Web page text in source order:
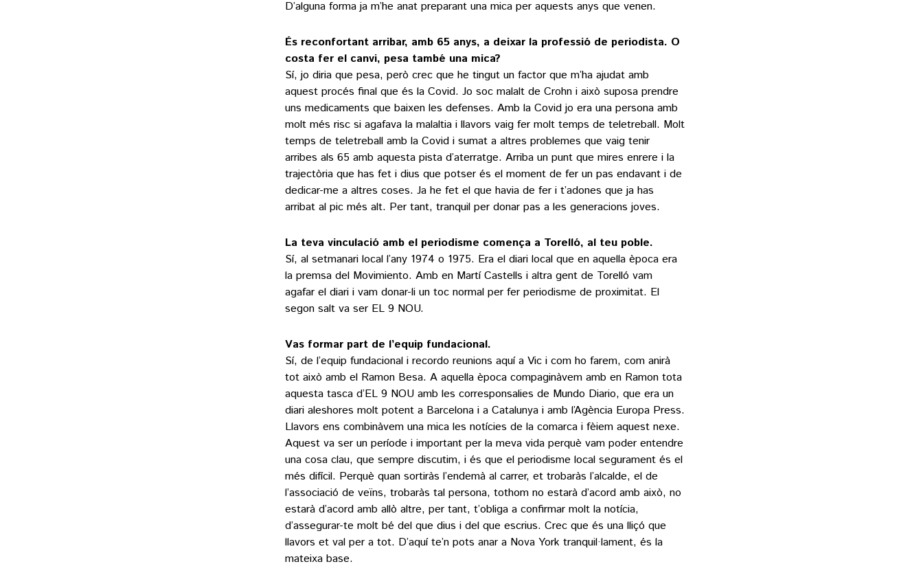
D’alguna forma ja m’he anat preparant una mica per aquests anys que venen.
És reconfortant arribar, amb 65 anys, a deixar la professió de periodista. O
costa fer el canvi, pesa també una mica?
Sí, jo diria que pesa, però crec que he tingut un factor que m’ha ajudat amb
aquest procés final que és la Covid. Jo soc malalt de Crohn i això suposa prendre
uns medicaments que baixen les defenses. Amb la Covid jo era una persona amb
molt més risc si agafava la malaltia i llavors vaig fer molt temps de teletreball. Molt
temps de teletreball amb la Covid i sumat a altres problemes que vaig tenir
arribes als 65 amb aquesta pista d’aterratge. Arriba un punt que mires enrere i la
trajectòria que has fet i dius que potser és el moment de fer un pas endavant i de
dedicar-me a altres coses. Ja he fet el que havia de fer i t’adones que ja has
arribat al pic més alt. Per tant, tranquil per donar pas a les generacions joves.
La teva vinculació amb el periodisme comença a Torelló, al teu poble.
Sí, al setmanari local l’any 1974 o 1975. Era el diari local que en aquella època era
la premsa del Movimiento. Amb en Martí Castells i altra gent de Torelló vam
agafar el diari i vam donar-li un toc normal per fer periodisme de proximitat. El
segon salt va ser EL 9 NOU.
Vas formar part de l’equip fundacional.
Sí, de l’equip fundacional i recordo reunions aquí a Vic i com ho farem, com anirà
tot això amb el Ramon Besa. A aquella època compaginàvem amb en Ramon tota
aquesta tasca d’EL 9 NOU amb les corresponsalies de Mundo Diario, que era un
diari aleshores molt potent a Barcelona i a Catalunya i amb l’Agència Europa Press.
Llavors ens combinàvem una mica les notícies de la comarca i fèiem aquest nexe.
Aquest va ser un període i important per la meva vida perquè vam poder entendre
una cosa clau, que sempre discutim, i és que el periodisme local segurament és el
més difícil. Perquè quan sortiràs l’endemà al carrer, et trobaràs l’alcalde, el de
l’associació de veïns, trobaràs tal persona, tothom no estarà d’acord amb això, no
estarà d’acord amb allò altre, per tant, t’obliga a confirmar molt la notícia,
d’assegurar-te molt bé del que dius i del que escrius. Crec que és una lliçó que
llavors et val per a tot. D’aquí te’n pots anar a Nova York tranquil·lament, és la
mateixa base.